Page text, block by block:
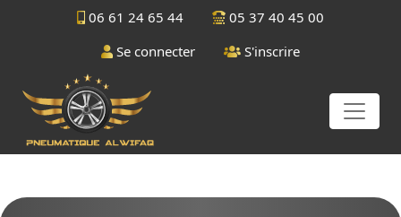
06 61 24 65 44
05 37 40 45 00
Se connecter
S'inscrire